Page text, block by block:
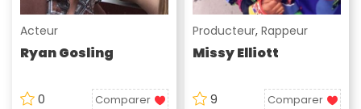
Acteur
Ryan Gosling
0 Comparer
Producteur, Rappeur
Missy Elliott
9 Comparer